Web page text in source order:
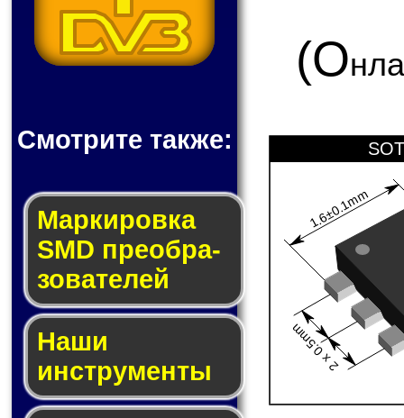
Смотрите также:
Мар­ки­ров­ка
SMD пре­об­ра­
зо­ва­те­лей
Наши
инструменты
(О
1.6±0.1mm
2 x 0.5mm